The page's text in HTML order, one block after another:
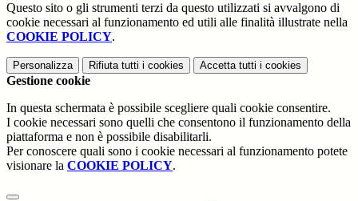
Questo sito o gli strumenti terzi da questo utilizzati si avvalgono di
cookie necessari al funzionamento ed utili alle finalità illustrate nella
COOKIE POLICY.
Personalizza Rifiuta tutti i cookies Accetta tutti i cookies
Gestione cookie
In questa schermata è possibile scegliere quali cookie consentire.
I cookie necessari sono quelli che consentono il funzionamento della
piattaforma e non è possibile disabilitarli.
Per conoscere quali sono i cookie necessari al funzionamento potete
visionare la COOKIE POLICY.